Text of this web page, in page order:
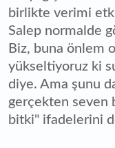
birlikte verimi
Salep normalde
Biz, buna önlem
yükseltiyoruz ki
diye. Ama şunu
gerçekten seven
bitki" ifadelerini